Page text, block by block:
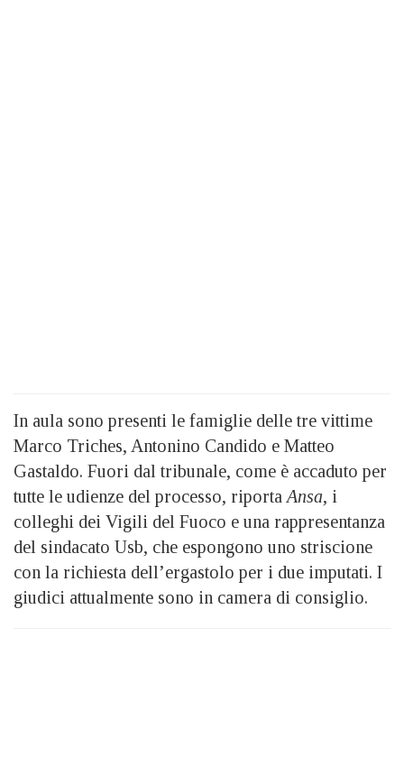
In aula sono presenti le famiglie delle tre vittime
Marco Triches, Antonino Candido e Matteo
Gastaldo. Fuori dal tribunale, come è accaduto per
tutte le udienze del processo, riporta Ansa, i
colleghi dei Vigili del Fuoco e una rappresentanza
del sindacato Usb, che espongono uno striscione
con la richiesta dell’ergastolo per i due imputati. I
giudici attualmente sono in camera di consiglio.